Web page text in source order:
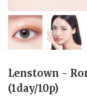
Lenstown -
(1day/10p)